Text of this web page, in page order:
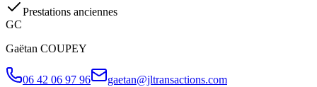
Prestations anciennes
GC
Gaëtan COUPEY
06 42 06 97 96 gaetan@jltransactions.com